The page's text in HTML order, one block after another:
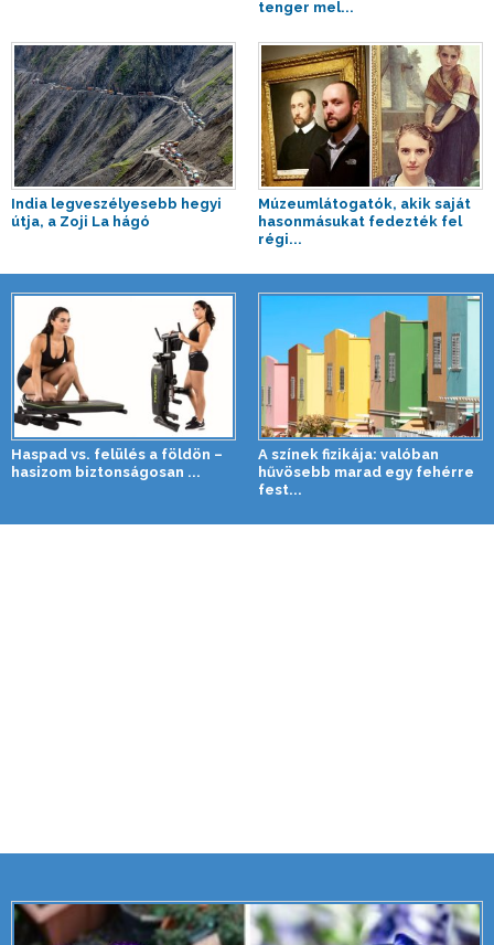
tenger mel...
India legveszélyesebb hegyi
útja, a Zoji La hágó
Múzeumlátogatók, akik saját
hasonmásukat fedezték fel
régi...
Haspad vs. felülés a földön –
hasizom biztonságosan ...
A színek fizikája: valóban
hűvösebb marad egy fehérre
fest...